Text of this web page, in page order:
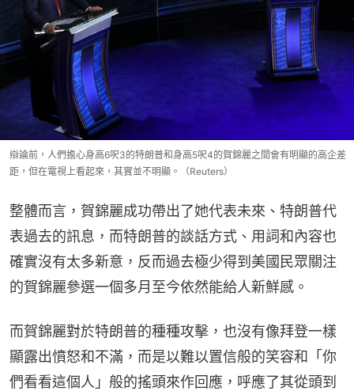
辯論前，人們擔心身高6呎3的特朗普和身高5呎4的賀錦麗之間會有明顯的高企差
距，但在電視上看起來，其實並不明顯。（Reuters）
整體而言，賀錦麗成功帶出了她代表未來、特朗普代
表過去的訊息，而特朗普的談話方式、用詞和內容也
確實沒有太多新意，反而過去極少得到美國民眾關注
的賀錦麗參選一個多月至今依然能給人新鮮感。
而賀錦麗對於特朗普的種種攻擊，也沒有像拜登一樣
顯露出憤怒和不滿，而是以難以置信般的笑容和「你
們看看這個人」般的搖頭來作回應，呼應了其從頭到